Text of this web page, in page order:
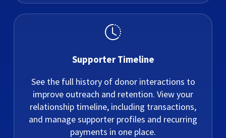
Supporter Timeline
See the full history of donor interactions to
improve outreach and retention. View your
relationship timeline, including transactions,
and manage supporter profiles and recurring
payments in one place.